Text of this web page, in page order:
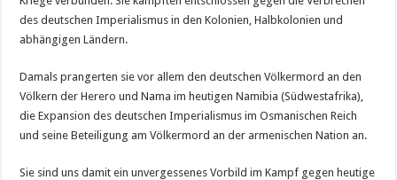
des deutschen Imperialismus in den Kolonien, Halbkolonien und
abhängigen Ländern.
Damals prangerten sie vor allem den deutschen Völkermord an den
Völkern der Herero und Nama im heutigen Namibia (Südwestafrika),
die Expansion des deutschen Imperialismus im Osmanischen Reich
und seine Beteiligung am Völkermord an der armenischen Nation an.
Sie sind uns damit ein unvergessenes Vorbild im Kampf gegen heutige